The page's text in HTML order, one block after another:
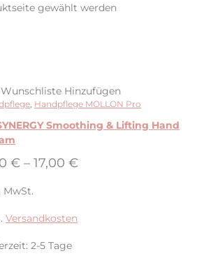
gewählt werden
Hinzufügen
, Handpflege MOLLON Pro
Smoothing & Lifting Hand
€ – 17,00 €
MwSt.
Versandkosten
2-5 Tage